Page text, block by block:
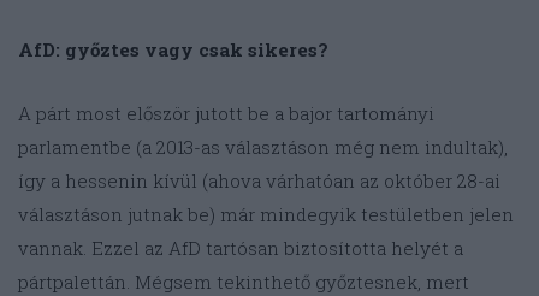
AfD: győztes vagy csak sikeres?
A párt most először jutott be a bajor tartományi
parlamentbe (a 2013-as választáson még nem indultak),
így a hessenin kívül (ahova várhatóan az október 28-ai
választáson jutnak be) már mindegyik testületben jelen
vannak. Ezzel az AfD tartósan biztosította helyét a
pártpalettán. Mégsem tekinthető győztesnek, mert